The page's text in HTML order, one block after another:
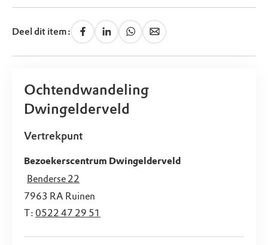
Deel dit item:
Ochtendwandeling
Dwingelderveld
Vertrekpunt
Bezoekerscentrum Dwingelderveld
Benderse 22
7963 RA Ruinen
T: 0522 47 29 51